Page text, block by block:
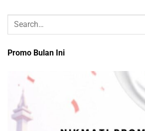
Promo Bulan Ini